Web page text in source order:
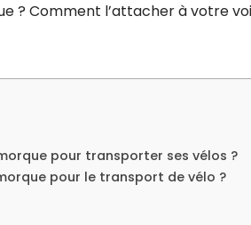
? Comment l’attacher à votre
pour transporter ses vélos ?
pour le transport de vélo ?